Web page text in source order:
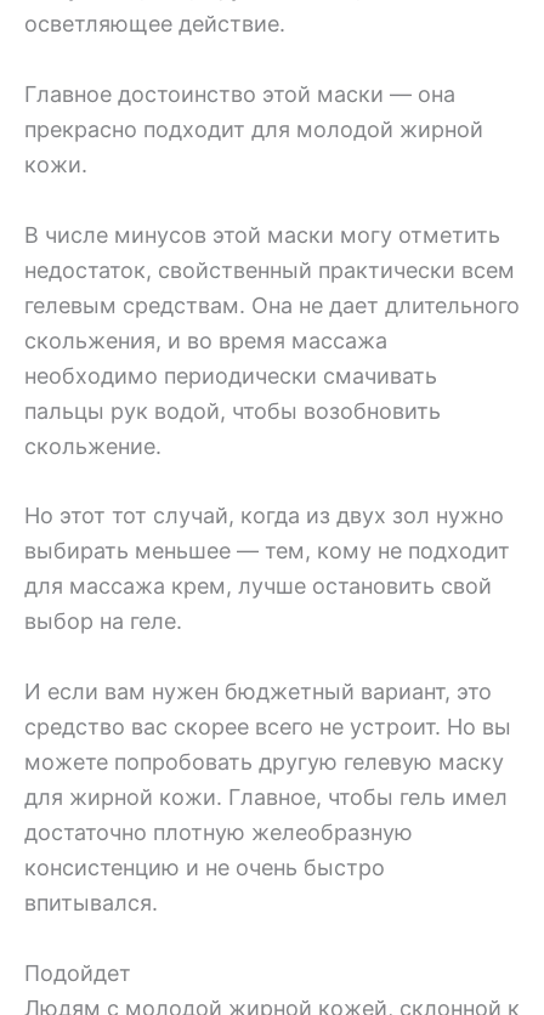
осветляющее действие.
Главное достоинство этой маски — она
прекрасно подходит для молодой жирной
кожи.
В числе минусов этой маски могу отметить
недостаток, свойственный практически всем
гелевым средствам. Она не дает длительного
скольжения, и во время массажа
необходимо периодически смачивать
пальцы рук водой, чтобы возобновить
скольжение.
Но этот тот случай, когда из двух зол нужно
выбирать меньшее — тем, кому не подходит
для массажа крем, лучше остановить свой
выбор на геле.
И если вам нужен бюджетный вариант, это
средство вас скорее всего не устроит. Но вы
можете попробовать другую гелевую маску
для жирной кожи. Главное, чтобы гель имел
достаточно плотную желеобразную
консистенцию и не очень быстро
впитывался.
Подойдет
Людям с молодой жирной кожей, склонной к